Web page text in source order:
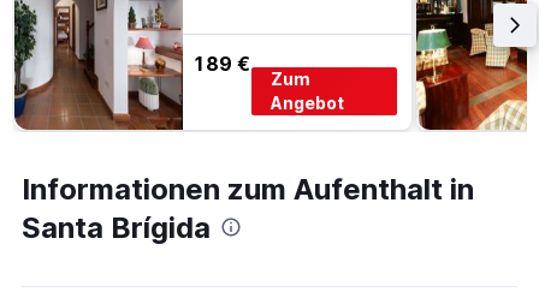
189 €
Zum
Angebot
Informationen zum Aufenthalt in
Santa Brígida